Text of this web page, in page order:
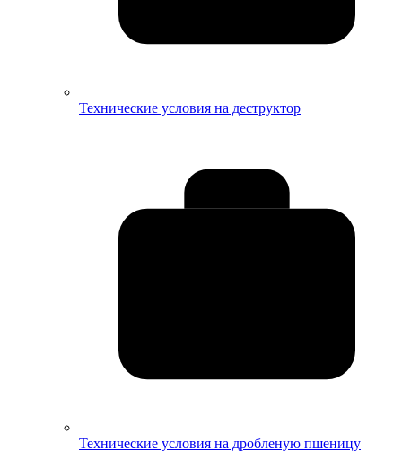
Технические условия на деструктор
Технические условия на дробленую пшеницу